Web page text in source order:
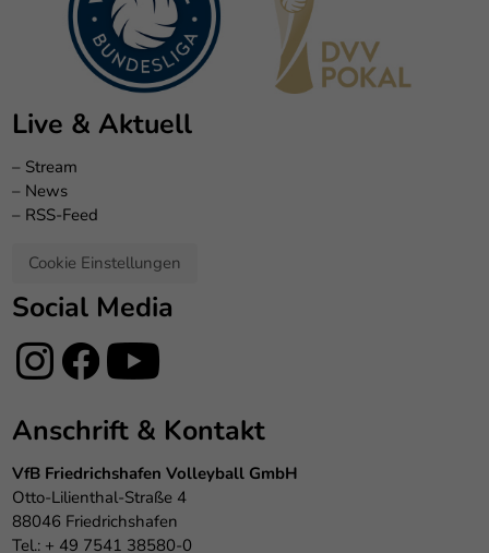
Live & Aktuell
– Stream
– News
– RSS-Feed
Cookie Einstellungen
Social Media
Anschrift & Kontakt
VfB Friedrichshafen Volleyball GmbH
Otto-Lilienthal-Straße 4
88046 Friedrichshafen
Tel.: + 49 7541 38580-0